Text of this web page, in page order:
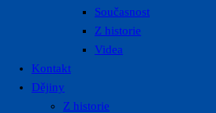
Současnost
Z historie
Videa
Kontakt
Dějiny
Z historie